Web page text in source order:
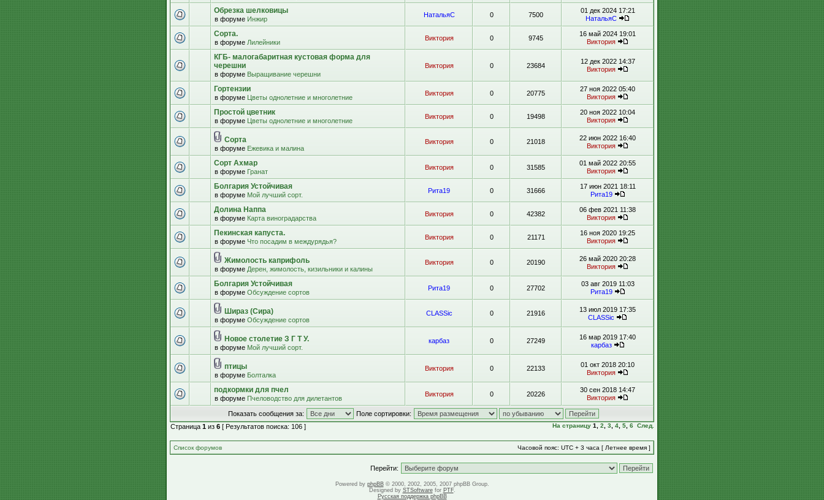
Обрезка шелковицы
в форуме Инжир
НатальяС 0 7500
01 дек 2024 17:21
НатальяС
Сорта.
в форуме Лилейники
Виктория 0 9745
16 май 2024 19:01
Виктория
КГБ- малогабаритная кустовая форма для
черешни
в форуме Выращивание черешни
Виктория 0 23684
12 дек 2022 14:37
Виктория
Гортензии
в форуме Цветы однолетние и многолетние
Виктория 0 20775
27 ноя 2022 05:40
Виктория
Простой цветник
в форуме Цветы однолетние и многолетние
Виктория 0 19498
20 ноя 2022 10:04
Виктория
Сорта
в форуме Ежевика и малина
Виктория 0 21018
22 июн 2022 16:40
Виктория
Сорт Ахмар
в форуме Гранат
Виктория 0 31585
01 май 2022 20:55
Виктория
Болгария Устойчивая
в форуме Мой лучший сорт.
Рита19 0 31666
17 июн 2021 18:11
Рита19
Долина Наппа
в форуме Карта виноградарства
Виктория 0 42382
06 фев 2021 11:38
Виктория
Пекинская капуста.
в форуме Что посадим в междурядья?
Виктория 0 21171
16 ноя 2020 19:25
Виктория
Жимолость каприфоль
в форуме Дерен, жимолость, кизильники и калины
Виктория 0 20190
26 май 2020 20:28
Виктория
Болгария Устойчивая
в форуме Обсуждение сортов
Рита19 0 27702
03 авг 2019 11:03
Рита19
Шираз (Сира)
в форуме Обсуждение сортов
CLASSic 0 21916
13 июл 2019 17:35
CLASSic
Новое столетие З Г Т У.
в форуме Мой лучший сорт.
карбаз 0 27249
16 мар 2019 17:40
карбаз
птицы
в форуме Болталка
Виктория 0 22133
01 окт 2018 20:10
Виктория
подкормки для пчел
в форуме Пчеловодство для дилетантов
Виктория 0 20226
30 сен 2018 14:47
Виктория
Показать сообщения за:
Поле сортировки:
Страница 1 из 6 [ Результатов поиска: 106 ] На страницу 1 2 3 4 5 6 След.
Список форумов Часовой пояс: UTC + 3 часа [ Летнее время ]
Перейти:
Powered by phpBB© 2000, 2002, 2005, 2007 phpBB Group.
Designed by STSoftwarefor PTF.
Русская поддержка phpBB